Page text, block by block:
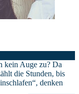
kein Auge zu? Da
die Stunden, bis
denken